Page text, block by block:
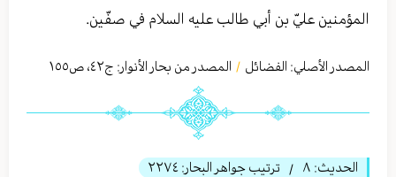
المؤمنين عليّ بن أبي طالب عليه السلام في صفّين.
المصدر الأصلي: الفضائل / المصدر من بحار الأنوار: ج٤٢، ص١٥٥
الحديث: ٨ / ترتيب جواهر البحار: ٢٢٧٤